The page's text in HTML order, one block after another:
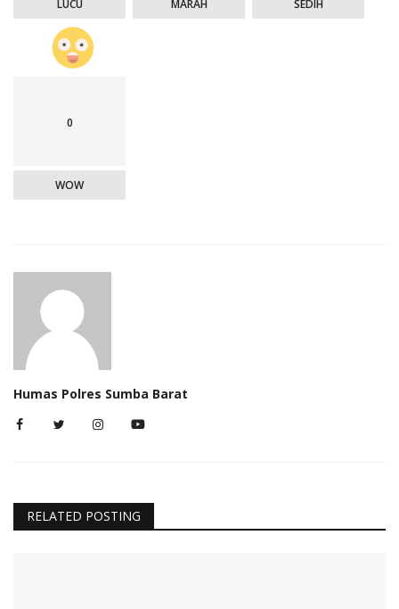
LUCU MARAH SEDIH
0
WOW
Humas Polres Sumba Barat
RELATED POSTING